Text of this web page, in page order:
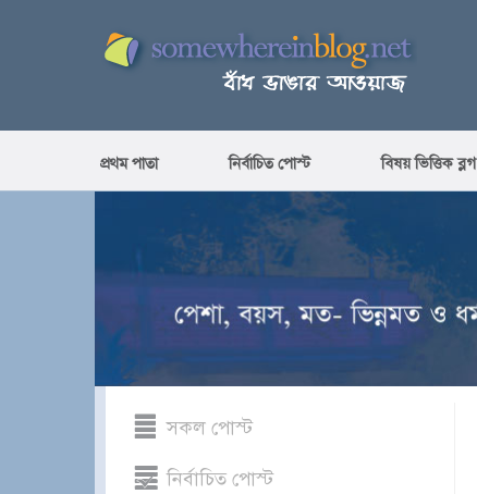
প্রথম পাতা নির্বাচিত পোস্ট বিষয় ভিত্তিক ব্লগ
সকল পোস্ট
নির্বাচিত পোস্ট